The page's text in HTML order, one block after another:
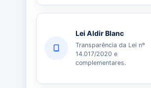
Lei Aldir Blanc
Transparência da Lei nº
14.017/2020 e
complementares.